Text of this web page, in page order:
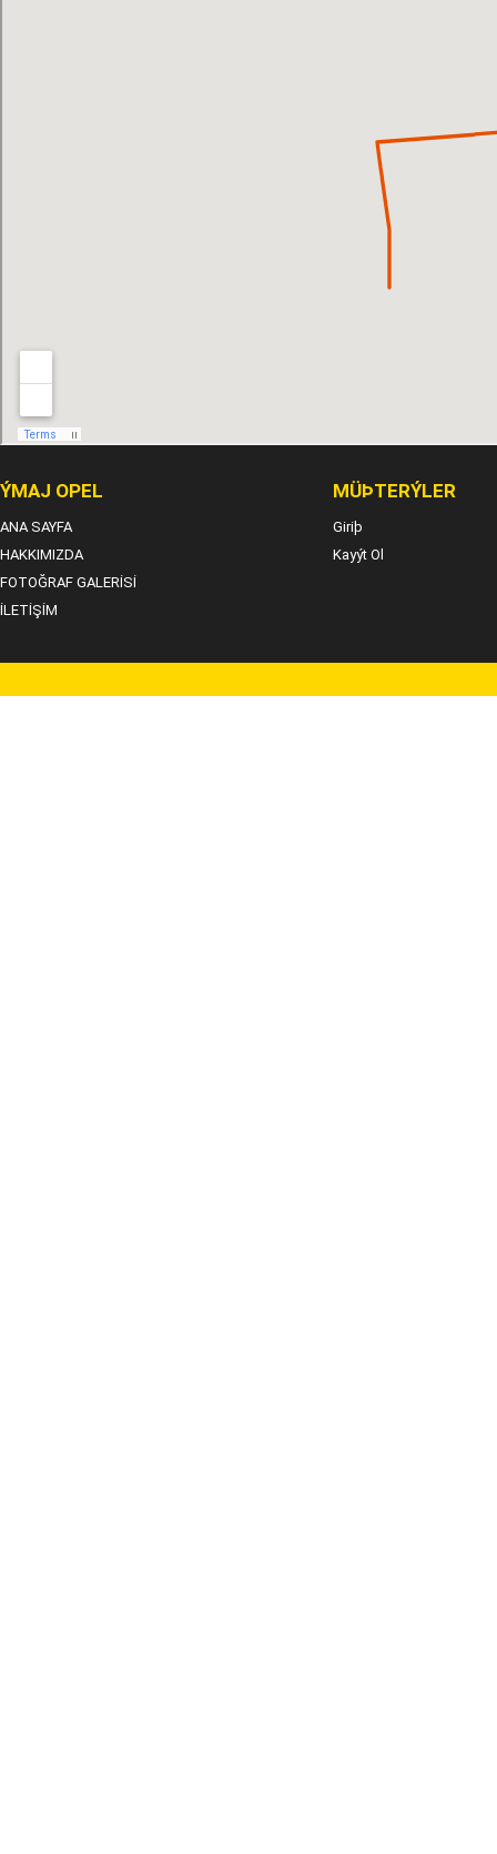
ÝMAJ OPEL
ANA SAYFA
HAKKIMIZDA
FOTOĞRAF GALERİSİ
İLETİŞİM
MÜÞTERÝLER
Giriþ
Kayýt Ol